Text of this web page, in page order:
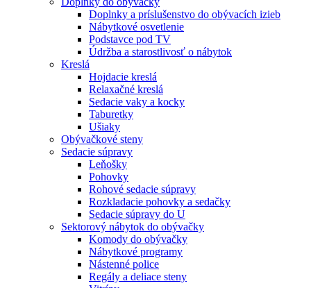
Doplnky a príslušenstvo do obývacích izieb
Nábytkové osvetlenie
Podstavce pod TV
Údržba a starostlivosť o nábytok
Kreslá
Hojdacie kreslá
Relaxačné kreslá
Sedacie vaky a kocky
Taburetky
Ušiaky
Obývačkové steny
Sedacie súpravy
Leňošky
Pohovky
Rohové sedacie súpravy
Rozkladacie pohovky a sedačky
Sedacie súpravy do U
Sektorový nábytok do obývačky
Komody do obývačky
Nábytkové programy
Nástenné police
Regály a deliace steny